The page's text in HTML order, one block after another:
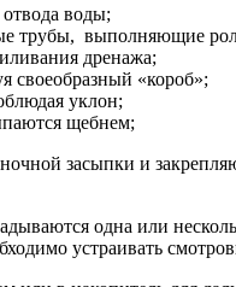
воды;
трубы, выполняющие
дренажа;
своеобразный «короб»;
уклон;
щебнем;
засыпки и
одна или
устраивать